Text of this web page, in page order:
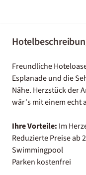
Freundliche
Esplanade und die
Nähe. Herzstück der
wär‘s mit einem echt
Ihre Vorteile: Im
Reduzierte Preise ab
Swimmingpool
Parken kostenfrei